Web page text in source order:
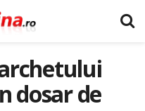
dosar de